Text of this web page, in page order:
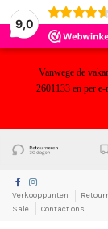
9,0
Vanwege de
2601133 en per
Verkooppunten
Sale
Contact ons